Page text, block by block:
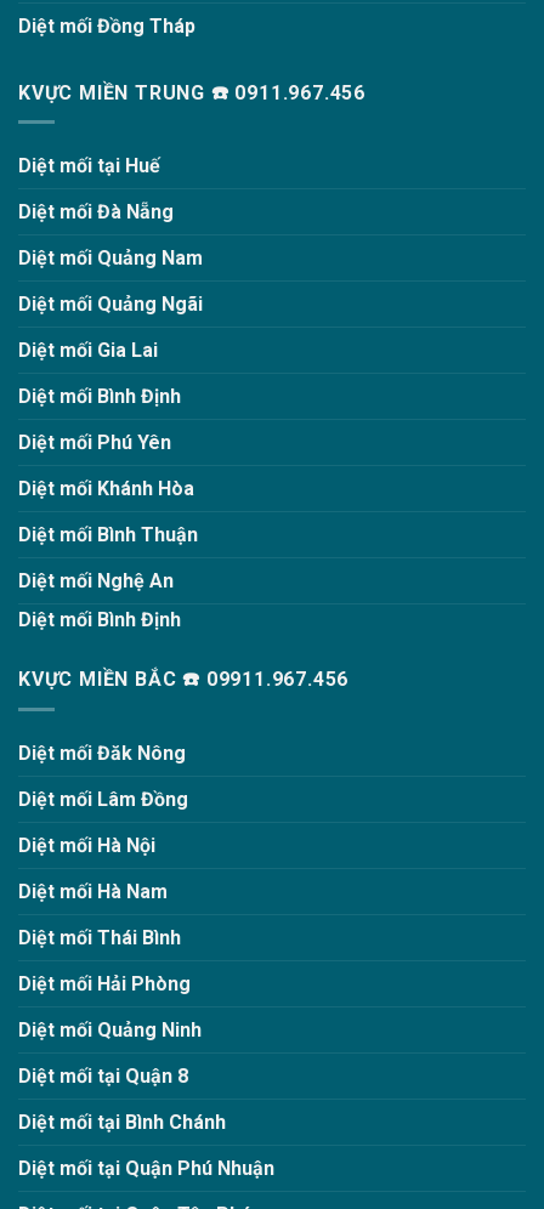
Diệt mối Đồng Tháp
KVỰC MIỀN TRUNG ☎️ 0911.967.456
Diệt mối tại Huế
Diệt mối Đà Nẵng
Diệt mối Quảng Nam
Diệt mối Quảng Ngãi
Diệt mối Gia Lai
Diệt mối Bình Định
Diệt mối Phú Yên
Diệt mối Khánh Hòa
Diệt mối Bình Thuận
Diệt mối Nghệ An
Diệt mối Bình Định
KVỰC MIỀN BẮC ☎️ 09911.967.456
Diệt mối Đăk Nông
Diệt mối Lâm Đồng
Diệt mối Hà Nội
Diệt mối Hà Nam
Diệt mối Thái Bình
Diệt mối Hải Phòng
Diệt mối Quảng Ninh
Diệt mối tại Quận 8
Diệt mối tại Bình Chánh
Diệt mối tại Quận Phú Nhuận